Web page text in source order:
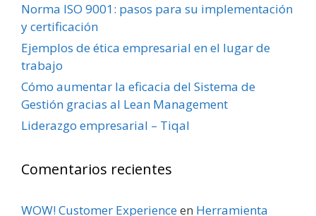
Norma ISO 9001: pasos para su implementación
y certificación
Ejemplos de ética empresarial en el lugar de
trabajo
Cómo aumentar la eficacia del Sistema de
Gestión gracias al Lean Management
Liderazgo empresarial – Tiqal
Comentarios recientes
WOW! Customer Experienceen Herramienta